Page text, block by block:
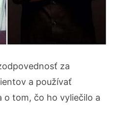
za
a používať
o tom, čo ho vyliečilo a